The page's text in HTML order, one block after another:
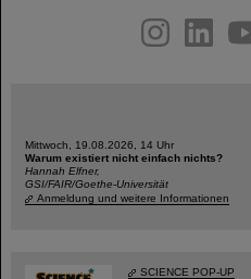
youtubehelmholtz.socialfacebook
Mittwoch, 19.08.2026, 14 Uhr
Warum existiert nicht einfach nichts?
Hannah Elfner,
GSI/FAIR/Goethe-Universität
Anmeldung und weitere Informationen
SCIENCE POP-UP